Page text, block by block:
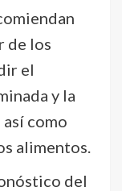
de los
el
y la
como
alimentos.
del